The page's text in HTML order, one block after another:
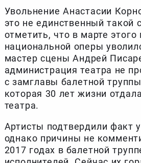
Увольнение Анастасии
это не единственный такой
отметить, что в марте этого
национальной оперы
мастер сцены Андрей
администрация театра не
с замглавы балетной
которая 30 лет жизни
театра.
Артисты подтвердили факт
однако причины не
2017 годах в балетной